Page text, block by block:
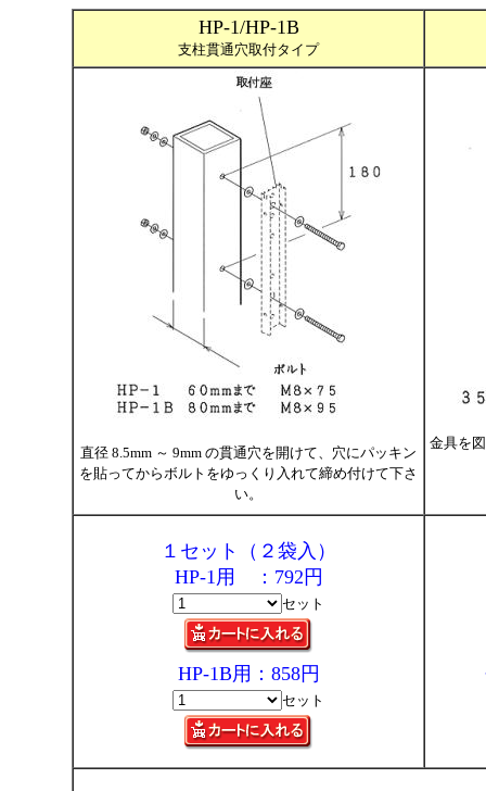
HP-1/HP-1B
支柱貫通穴取付タイプ
直径 8.5mm ～ 9mm の貫通穴を開けて、穴にパッキン
を貼ってからボルトをゆっくり入れて締め付けて下さ
い。
金具を
１セット（２袋入）
HP-1用 ：792円
セット
HP-1B用：858円
セット